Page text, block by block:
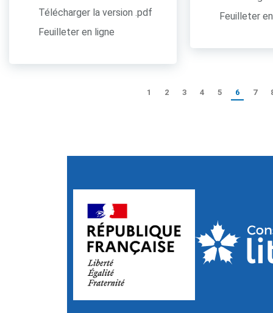
Télécharger la version .pdf
Feuilleter en ligne
Feuilleter
1 2 3 4 5 6 7